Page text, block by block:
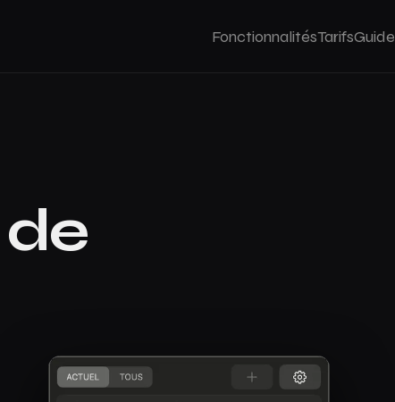
FonctionnalitésTarifsGuide